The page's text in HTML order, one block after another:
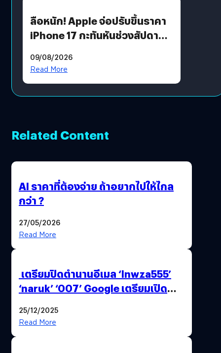
ลือหนัก! Apple จ่อปรับขึ้นราคา
iPhone 17 กะทันหันช่วงสัปดาห์ที่
09/08/2026
Read More
Related Content
AI ราคาที่ต้องจ่าย ถ้าอยากไปให้ไกล
กว่า ?
27/05/2026
Read More
เตรียมปิดตำนานอีเมล ‘lnwza555’
‘naruk’ ‘007’ Google เตรียมเปิด
25/12/2025
Read More